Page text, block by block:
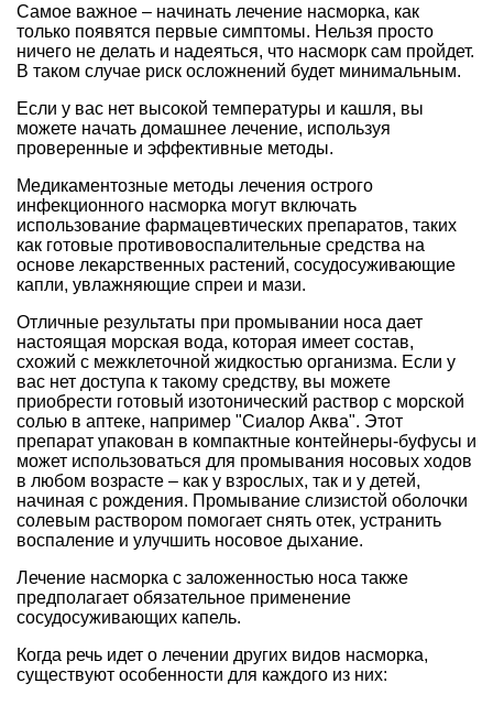
Самое важное – начинать лечение насморка, как
только появятся первые симптомы. Нельзя просто
ничего не делать и надеяться, что насморк сам пройдет.
В таком случае риск осложнений будет минимальным.
Если у вас нет высокой температуры и кашля, вы
можете начать домашнее лечение, используя
проверенные и эффективные методы.
Медикаментозные методы лечения острого
инфекционного насморка могут включать
использование фармацевтических препаратов, таких
как готовые противовоспалительные средства на
основе лекарственных растений, сосудосуживающие
капли, увлажняющие спреи и мази.
Отличные результаты при промывании носа дает
настоящая морская вода, которая имеет состав,
схожий с межклеточной жидкостью организма. Если у
вас нет доступа к такому средству, вы можете
приобрести готовый изотонический раствор с морской
солью в аптеке, например "Сиалор Аква". Этот
препарат упакован в компактные контейнеры-буфусы и
может использоваться для промывания носовых ходов
в любом возрасте – как у взрослых, так и у детей,
начиная с рождения. Промывание слизистой оболочки
солевым раствором помогает снять отек, устранить
воспаление и улучшить носовое дыхание.
Лечение насморка с заложенностью носа также
предполагает обязательное применение
сосудосуживающих капель.
Когда речь идет о лечении других видов насморка,
существуют особенности для каждого из них: